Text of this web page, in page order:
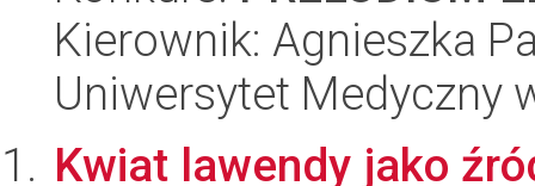
Kierownik: Agnieszka
Uniwersytet Medyczny
Kwiat lawendy jako